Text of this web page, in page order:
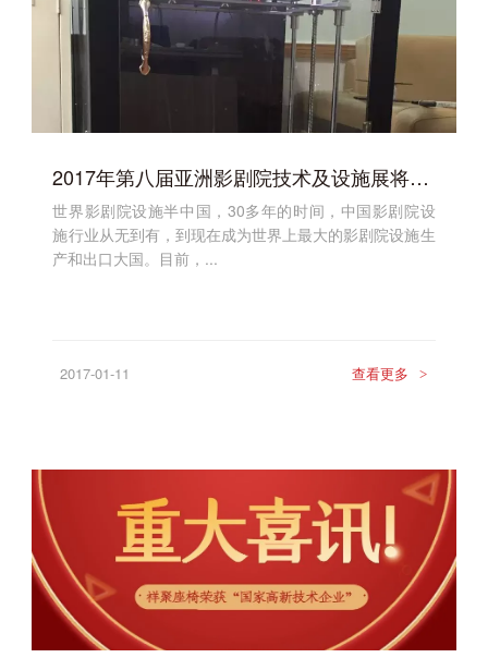
2017年第八届亚洲影剧院技术及设施展将隆重开幕
世界影剧院设施半中国，30多年的时间，中国影剧院设
施行业从无到有，到现在成为世界上最大的影剧院设施生
产和出口大国。目前，...
2017-01-11 查看更多 >